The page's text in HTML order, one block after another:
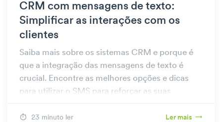
CRM com mensagens de texto:
Simplificar as interações com os
clientes
Saiba mais sobre os sistemas CRM e porque é
que a integração das mensagens de texto é
crucial. Encontre as melhores opções e dicas
para utilizar o SMS para reforçar as suas
relações com os clientes.
23 minuto ler Ler mais